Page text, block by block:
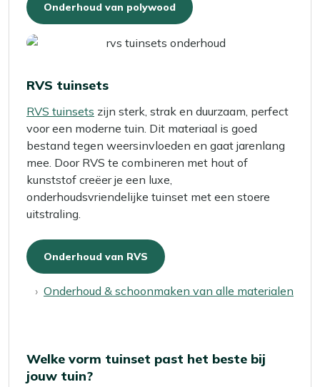
Onderhoud van polywood
RVS tuinsets
RVS tuinsets zijn sterk, strak en duurzaam, perfect
voor een moderne tuin. Dit materiaal is goed
bestand tegen weersinvloeden en gaat jarenlang
mee. Door RVS te combineren met hout of
kunststof creëer je een luxe,
onderhoudsvriendelijke tuinset met een stoere
uitstraling.
Onderhoud van RVS
Onderhoud & schoonmaken van alle materialen
Welke vorm tuinset past het beste bij
jouw tuin?